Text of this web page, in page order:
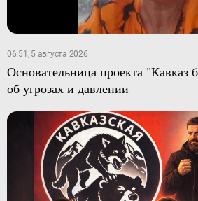
06:51, 5 августа 2026
Основательница проекта "Кавказ
об угрозах и давлении